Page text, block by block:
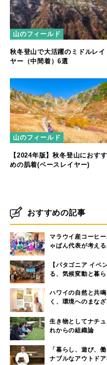
山のフィールド
秋冬登山で大活躍のミドルレイ
ヤー（中間着）6選
山のフィールド
【2024年版】秋冬登山におすす
めの肌着(ベースレイヤー)
おすすめの記事
マラウイ産コーヒ
ゃぱん代表が考え
【パタゴニア イベ
る、気候変動と暮
ハワイの自然と共
く、環境へのまなざ
生き物としてナチ
れからの組織論
「暮らし、遊び、
ナブルなアウトド